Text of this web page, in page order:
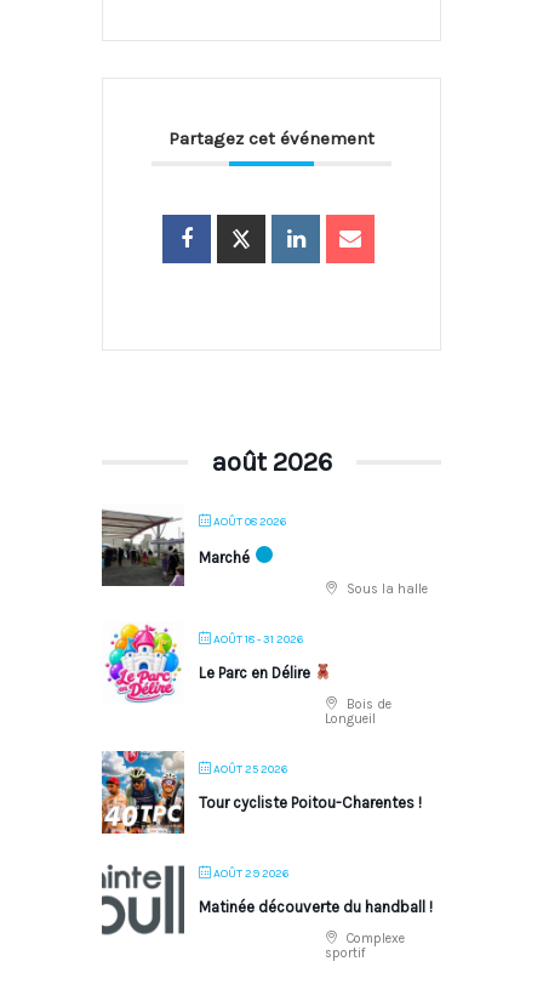
Partagez cet événement
août 2026
AOÛT 08 2026
Marché
Sous la halle
AOÛT 18 - 31 2026
Le Parc en Délire
Bois de
Longueil
AOÛT 25 2026
Tour cycliste Poitou-Charentes !
AOÛT 29 2026
Matinée découverte du handball !
Complexe
sportif